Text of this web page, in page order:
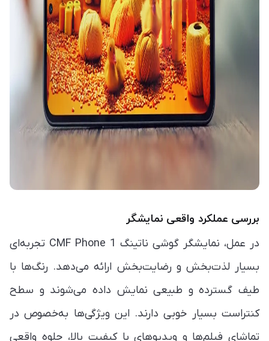
بررسی عملکرد واقعی نمایشگر
در عمل، نمایشگر گوشی ناتینگ CMF Phone 1 تجربه‌ای
بسیار لذت‌بخش و رضایت‌بخش ارائه می‌دهد. رنگ‌ها با
طیف گسترده و طبیعی نمایش داده می‌شوند و سطح
کنتراست بسیار خوبی دارند. این ویژگی‌ها به‌خصوص در
تماشای فیلم‌ها و ویدیوهای با کیفیت بالا، جلوه‌ واقعی